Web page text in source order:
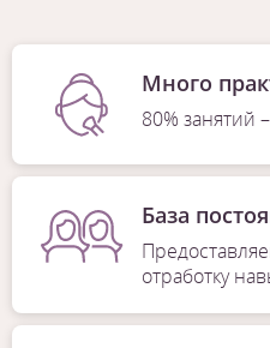
Много
80% занятий
База
отработку